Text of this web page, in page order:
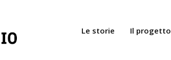
Le storie Il progetto